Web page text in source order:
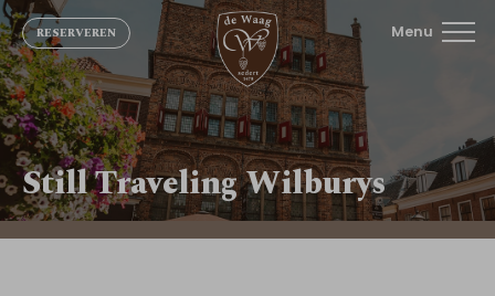
RESERVEREN Menu
Still Traveling Wilburys